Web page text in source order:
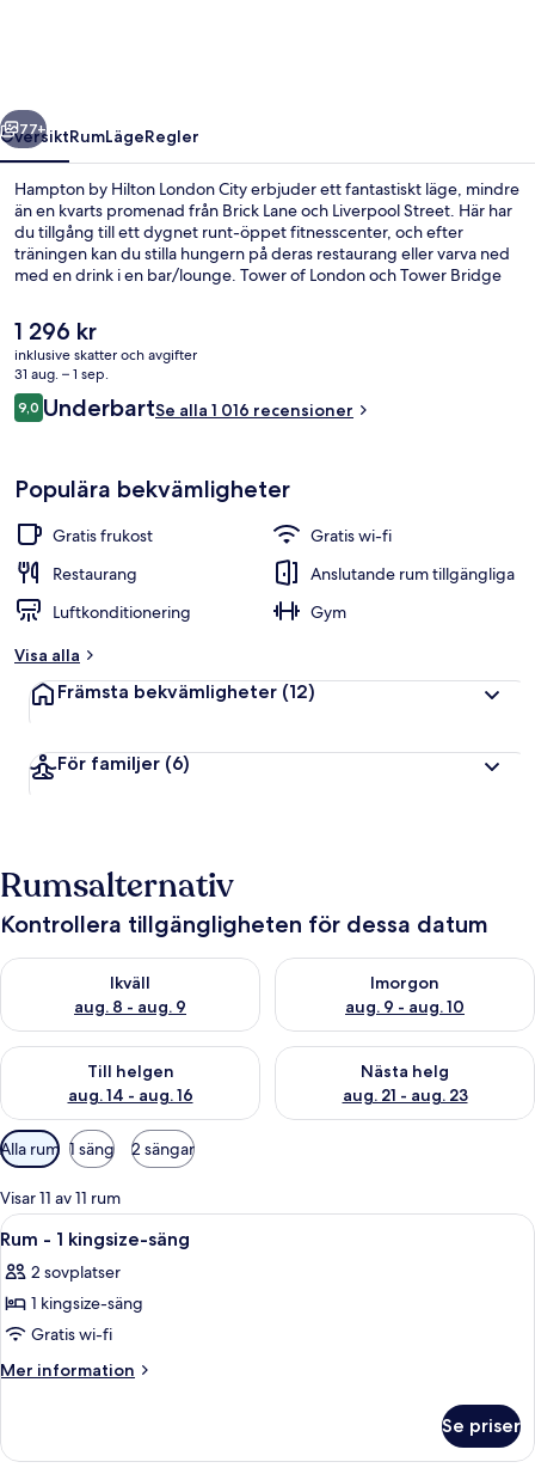
Nästa
77+
ÖversiktRumLägeRegler
Hampton by Hilton London City erbjuder ett fantastiskt läge, mindre
än en kvarts promenad från Brick Lane och Liverpool Street. Här har
du tillgång till ett dygnet runt-öppet fitnesscenter, och efter
träningen kan du stilla hungern på deras restaurang eller varva ned
med en drink i en bar/lounge. Tower of London och Tower Bridge
brukar tala mycket väl om den hjälpsamma personalen och
frukosten. Kollektivtrafik finns i närheten. Det är bara några steg till
Aldgate East Station och till Aldgate Station tar det 6 minuter att gå.
Det
nuvarande
priset
är
1 296 kr
1 296 kr
inklusive skatter och avgifter
31 aug. – 1 sep.
Recensioner
9,09,0 av 10,
UnderbartSe alla 1 016 recensioner
Populära bekvämligheter
Gratis frukost
Gratis wi-fi
Restaurang
Anslutande rum tillgängliga
Luftkonditionering
Gym
Visa alla
Främsta bekvämligheter (12)
För familjer (6)
Rumsalternativ
Kontrollera tillgängligheten för dessa datum
Ikväll
aug. 8 - aug. 9
Kontrollera tillgängligheten för ikväll aug. 8 - aug. 9
Imorgon
aug. 9 - aug. 10
Kontrollera tillgängligheten
Till helgen
aug. 14 - aug. 16
Kontrollera tillgängligheten för den här helgen aug. 14 - aug.
Nästa helg
aug. 21 - aug. 23
Kontrollera tillgängligheten
Tillgängliga
filter
för
rum
Alla rum 1 säng 2 sängar
Visar 11 av 11 rum
Öppna
alla
foton
för
Rum
-
säng
Ett modernt hotellrum med en stor
10
Rum - 1 kingsize-säng
2 sovplatser
1 kingsize-säng
Gratis wi-fi
Mer information
Mer
-
Se priser